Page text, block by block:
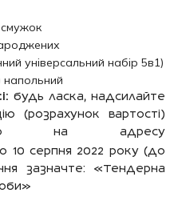
смужок
універсальний набір 5в1)
напольний
будь ласка, надсилайте
(розрахунок вартості)
на адресу
10 серпня 2022 року (до
зазначте: «Тендерна